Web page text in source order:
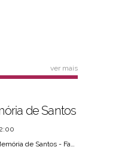
ver mais
de Santos
Fundação Arquivo e Memória de Santos - Fams